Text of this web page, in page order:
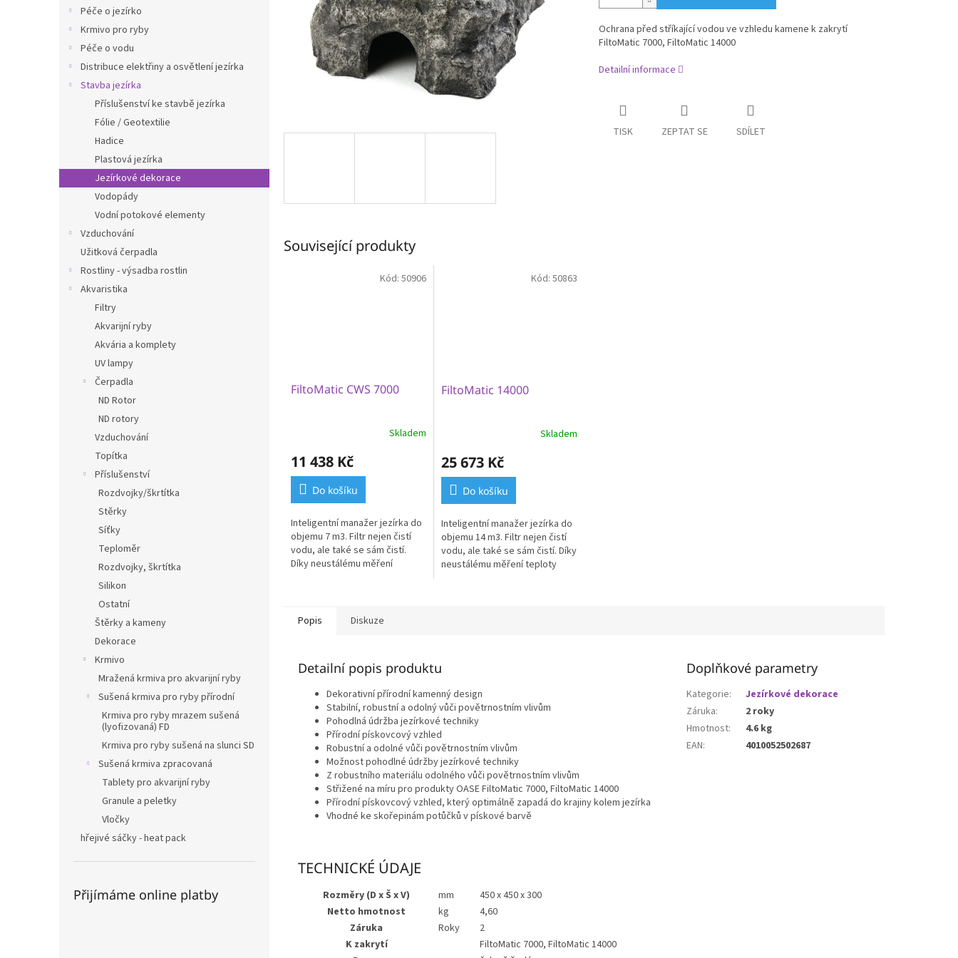
Péče o jezírko
Krmivo pro ryby
Péče o vodu
Distribuce elektřiny a osvětlení jezírka
Stavba jezírka
Příslušenství ke stavbě jezírka
Fólie / Geotextilie
Hadice
Plastová jezírka
Jezírkové dekorace
Vodopády
Vodní potokové elementy
Vzduchování
Užitková čerpadla
Rostliny - výsadba rostlin
Akvaristika
Filtry
Akvarijní ryby
Akvária a komplety
UV lampy
Čerpadla
ND Rotor
ND rotory
Vzduchování
Topítka
Příslušenství
Rozdvojky/škrtítka
Stěrky
Síťky
Teploměr
Rozdvojky, škrtítka
Silikon
Ostatní
Štěrky a kameny
Dekorace
Krmivo
Mražená krmiva pro akvarijní ryby
Sušená krmiva pro ryby přírodní
Krmiva pro ryby mrazem sušená
(lyofizovaná) FD
Krmiva pro ryby sušená na slunci SD
Sušená krmiva zpracovaná
Tablety pro akvarijní ryby
Granule a peletky
Vločky
hřejivé sáčky - heat pack
Přijímáme online platby
Ochrana před stříkající vodou ve vzhledu kamene kzakrytí
FiltoMatic 7000, FiltoMatic 14000
Detailní informace
TISK ZEPTAT SE SDÍLET
Související produkty
FiltoMatic CWS 7000
Skladem
11 438 Kč
Do košíku
Inteligentní manažer jezírka do
objemu 7 m3. Filtr nejen čistí
vodu, ale také se sám čistí.
Díky neustálému měření
Kód: 50906
FiltoMatic 14000
Skladem
25 673 Kč
Do košíku
Inteligentní manažer jezírka do
objemu 14 m3. Filtr nejen čistí
vodu, ale také se sám čistí. Díky
neustálému měření teploty
Kód: 50863
Popis Diskuze
Detailní popis produktu
Dekorativní přírodní kamenný design
Stabilní, robustní a odolný vůči povětrnostním vlivům
Pohodlná údržba jezírkové techniky
Přírodní pískovcový vzhled
Robustní a odolné vůči povětrnostním vlivům
Možnost pohodlné údržby jezírkové techniky
Z robustního materiálu odolného vůči povětrnostním vlivům
Střižené na míru pro produkty OASEFiltoMatic 7000, FiltoMatic 14000
Přírodní pískovcový vzhled, který optimálně zapadá do krajiny kolem jezírka
Vhodné ke skořepinám potůčků v pískové barvě
TECHNICKÉ ÚDAJE
Rozměry (D x Š x V) mm
450 x 450 x 300
Netto hmotnost
kg
4,60
Záruka
Roky
2
K zakrytí
FiltoMatic 7000, FiltoMatic 14000
Doplňkové parametry
Kategorie:
Jezírkové dekorace
Záruka:
2 roky
Hmotnost:
4.6 kg
EAN: 4010052502687